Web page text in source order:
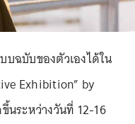
ฉบับของตัวเองได้ใน
Exhibition” by
นระหว่างวันที่ 12-16